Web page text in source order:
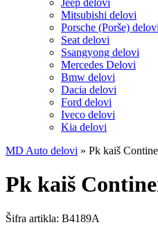
Jeep delovi
Mitsubishi delovi
Porsche (Porše) delovi
Seat delovi
Ssangyong delovi
Mercedes Delovi
Bmw delovi
Dacia delovi
Ford delovi
Iveco delovi
Kia delovi
MD Auto delovi » Pk kaiš
Pk kaiš
Šifra artikla: B4189A